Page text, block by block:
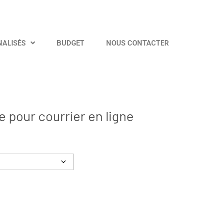
BUDGET NOUS CONTACTER
pour courrier en ligne